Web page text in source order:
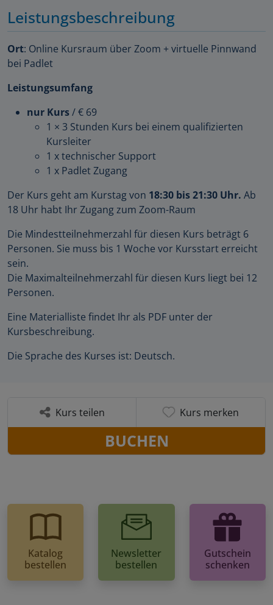
Leistungsbeschreibung
Ort: Online Kursraum über Zoom + virtuelle Pinnwand
bei Padlet
Leistungsumfang
nur Kurs/ € 69
1 × 3 Stunden Kurs bei einem qualifizierten
Kursleiter
1 x technischer Support
1 x Padlet Zugang
Der Kurs geht am Kurstag von 18:30 bis 21:30 Uhr. Ab
18 Uhr habt Ihr Zugang zum Zoom-Raum
Die Mindestteilnehmerzahl für diesen Kurs beträgt 6
Personen. Sie muss bis 1 Woche vor Kursstart erreicht
sein.
Die Maximalteilnehmerzahl für diesen Kurs liegt bei 12
Personen.
Eine Materialliste findet Ihr als PDF unter der
Kursbeschreibung.
Die Sprache des Kurses ist: Deutsch.
Kurs teilen Kurs merken
BUCHEN
Katalog
bestellen
Newsletter
bestellen
Gutschein
schenken